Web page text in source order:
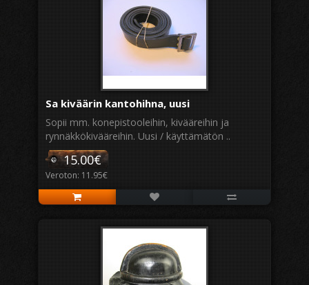
Sa kiväärin kantohihna, uusi
Sopii mm. konepistooleihin, kivääreihin ja
rynnäkkökivääreihin. Uusi / käyttämätön ..
15.00€
Veroton: 11.95€